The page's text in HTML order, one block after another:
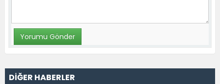
DİĞER HABERLER